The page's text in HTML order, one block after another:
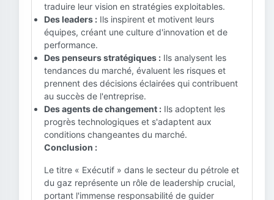
traduire leur vision en stratégies exploitables.
Des leaders : Ils inspirent et motivent leurs
équipes, créant une culture d'innovation et de
performance.
Des penseurs stratégiques : Ils analysent les
tendances du marché, évaluent les risques et
prennent des décisions éclairées qui contribuent
au succès de l'entreprise.
Des agents de changement : Ils adoptent les
progrès technologiques et s'adaptent aux
conditions changeantes du marché.
Conclusion :
Le titre « Exécutif » dans le secteur du pétrole et
du gaz représente un rôle de leadership crucial,
portant l'immense responsabilité de guider